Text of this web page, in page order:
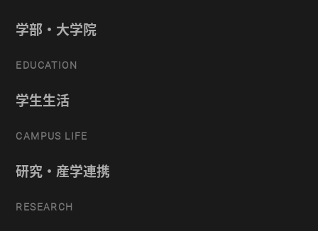
学部・大学院
EDUCATION
学生生活
CAMPUS LIFE
研究・産学連携
RESEARCH